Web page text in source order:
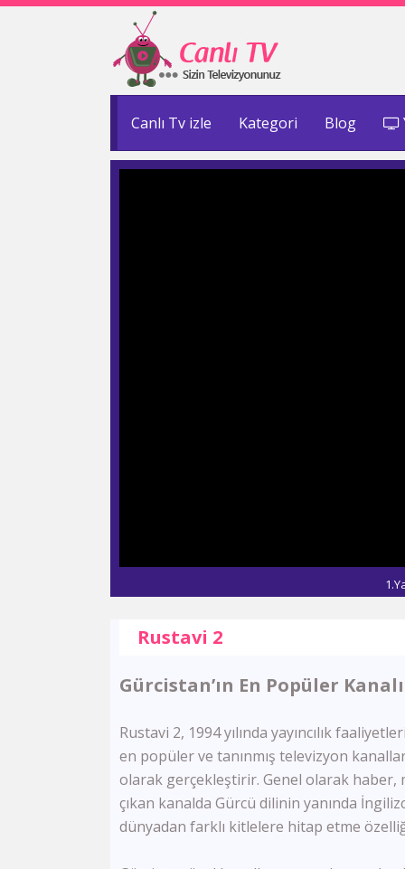
Canlı Tv izle Kategori Blog
Rustavi 2
Gürcistan’ın En Popüler Kanalı
Rustavi 2, 1994 yılında yayıncılık
en popüler ve tanınmış televizyon
olarak gerçekleştirir. Genel olarak haber,
çıkan kanalda Gürcü dilinin yanında
dünyadan farklı kitlelere hitap etme